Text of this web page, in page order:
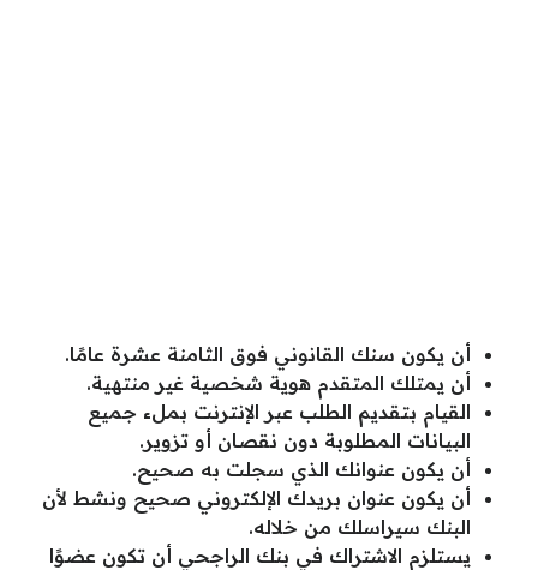
أن يكون سنك القانوني فوق الثامنة عشرة عامًا.
أن يمتلك المتقدم هوية شخصية غير منتهية.
القيام بتقديم الطلب عبر الإنترنت بملء جميع
البيانات المطلوبة دون نقصان أو تزوير.
أن يكون عنوانك الذي سجلت به صحيح.
أن يكون عنوان بريدك الإلكتروني صحيح ونشط لأن
البنك سيراسلك من خلاله.
يستلزم الاشتراك في بنك الراجحي أن تكون عضوًا